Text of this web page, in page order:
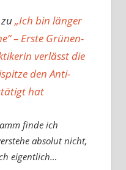
zu„Ich bin länger
– Erste Grünen-
verlässt die
den Anti-
hat
finde ich
absolut nicht,
eigentlich…